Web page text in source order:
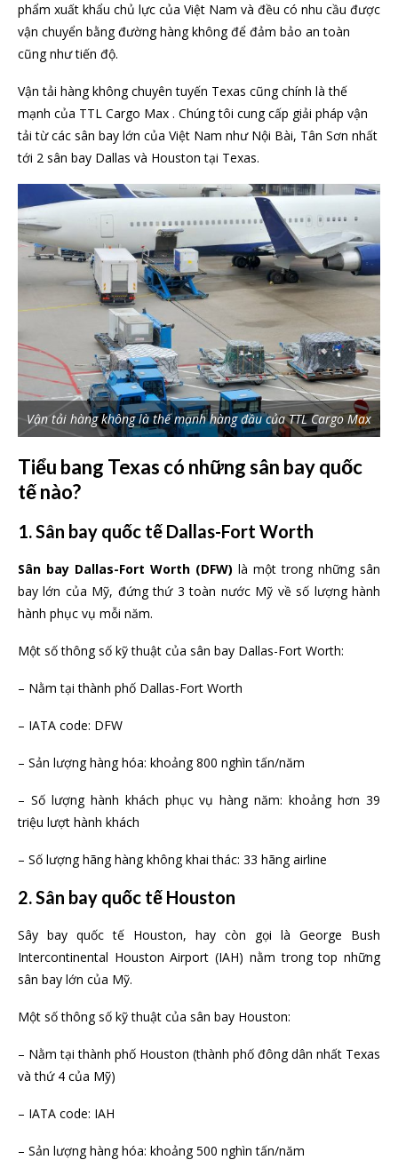
phẩm xuất khẩu chủ lực của Việt Nam và đều có nhu cầu được
vận chuyển bằng đường hàng không để đảm bảo an toàn
cũng như tiến độ.
Vận tải hàng không chuyên tuyến Texas cũng chính là thế
mạnh của TTL Cargo Max . Chúng tôi cung cấp giải pháp vận
tải từ các sân bay lớn của Việt Nam như Nội Bài, Tân Sơn nhất
tới 2 sân bay Dallas và Houston tại Texas.
Vận tải hàng không là thế mạnh hàng đầu của TTL Cargo Max
Tiểu bang Texas có những sân bay quốc
tế nào?
1. Sân bay quốc tế Dallas-Fort Worth
Sân bay Dallas-Fort Worth (DFW) là một trong những sân
bay lớn của Mỹ, đứng thứ 3 toàn nước Mỹ về số lượng hành
hành phục vụ mỗi năm.
Một số thông số kỹ thuật của sân bay Dallas-Fort Worth:
– Nằm tại thành phố Dallas-Fort Worth
– IATA code: DFW
– Sản lượng hàng hóa: khoảng 800 nghìn tấn/năm
– Số lượng hành khách phục vụ hàng năm: khoảng hơn 39
triệu lượt hành khách
– Số lượng hãng hàng không khai thác: 33 hãng airline
2. Sân bay quốc tế Houston
Sây bay quốc tế Houston, hay còn gọi là George Bush
Intercontinental Houston Airport (IAH) nằm trong top những
sân bay lớn của Mỹ.
Một số thông số kỹ thuật của sân bay Houston:
– Nằm tại thành phố Houston (thành phố đông dân nhất Texas
và thứ 4 của Mỹ)
– IATA code: IAH
– Sản lượng hàng hóa: khoảng 500 nghìn tấn/năm